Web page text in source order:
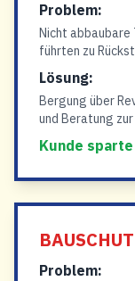
Problem:
Nicht abbaubare
führten zu
Lösung:
Bergung über
und Beratung
Kunde
Problem: